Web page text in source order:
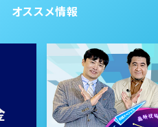
オススメ情報